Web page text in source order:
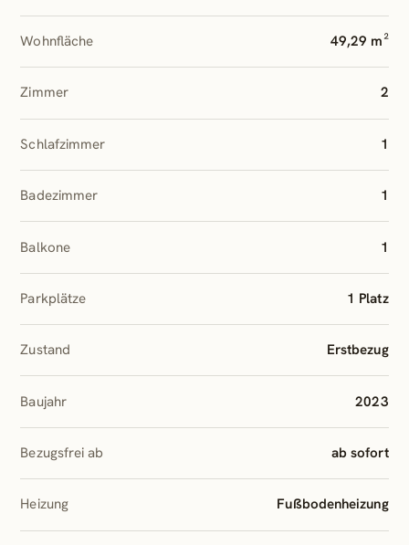
Wohnfläche 49,29 m²
Zimmer 2
Schlafzimmer 1
Badezimmer 1
Balkone 1
Parkplätze 1 Platz
Zustand Erstbezug
Baujahr 2023
Bezugsfrei ab ab sofort
Heizung Fußbodenheizung